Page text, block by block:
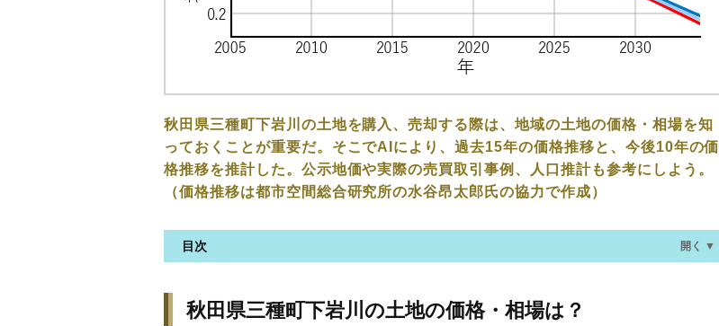
秋田県三種町下岩川の土地を購入、売却する際は、地域の土地の価格・相場を知
っておくことが重要だ。そこでAIにより、過去15年の価格推移と、今後10年の価
格推移を推計した。公示地価や実際の売買取引事例、人口推計も参考にしよう。
（価格推移は都市空間総合研究所の水谷昂太郎氏の協力で作成）
目次 開く ▼
現在の価格は、0.5万円／坪（10年前比▲23.2%）
秋田県三種町下岩川の土地の価格・相場は？